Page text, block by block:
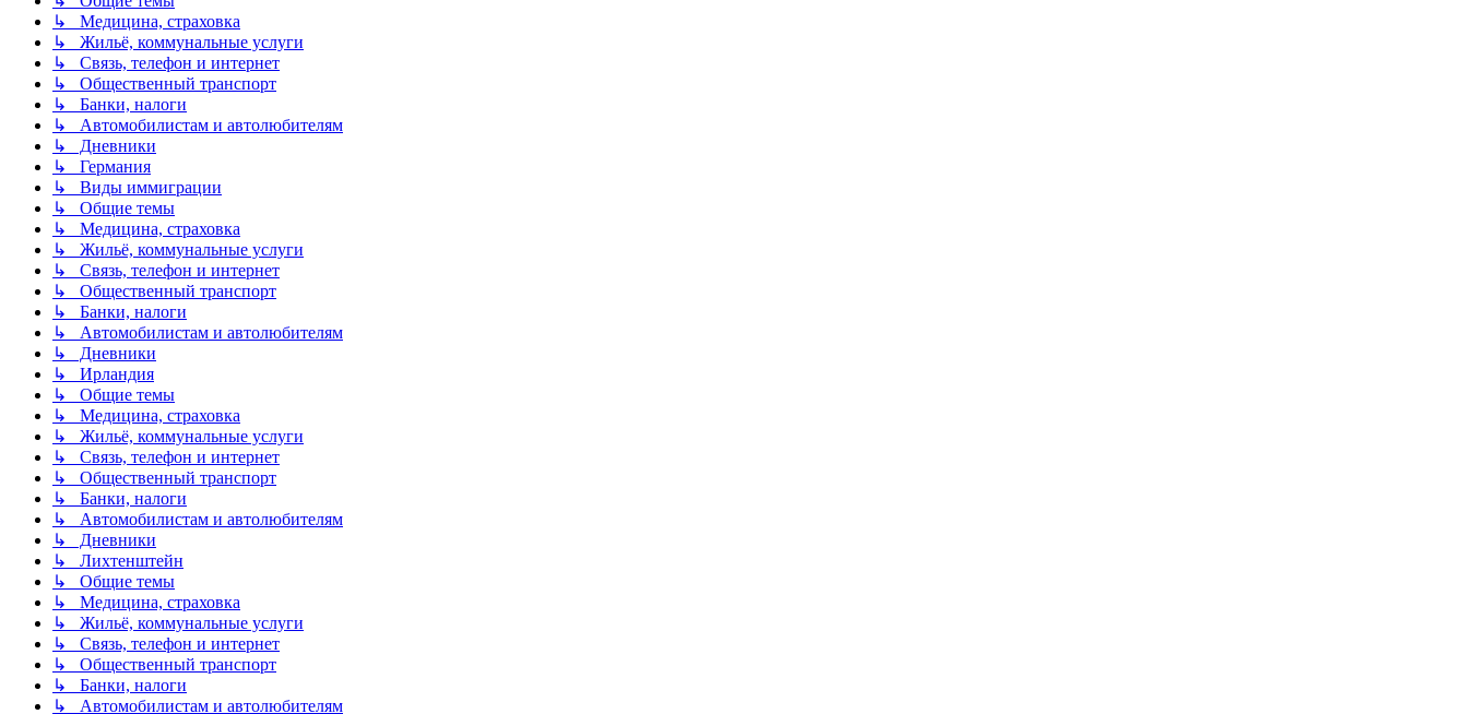
↳ Медицина, страховка
↳ Жильё, коммунальные услуги
↳ Связь, телефон и интернет
↳ Общественный транспорт
↳ Банки, налоги
↳ Автомобилистам и автолюбителям
↳ Дневники
↳ Германия
↳ Виды иммиграции
↳ Общие темы
↳ Медицина, страховка
↳ Жильё, коммунальные услуги
↳ Связь, телефон и интернет
↳ Общественный транспорт
↳ Банки, налоги
↳ Автомобилистам и автолюбителям
↳ Дневники
↳ Ирландия
↳ Общие темы
↳ Медицина, страховка
↳ Жильё, коммунальные услуги
↳ Связь, телефон и интернет
↳ Общественный транспорт
↳ Банки, налоги
↳ Автомобилистам и автолюбителям
↳ Дневники
↳ Лихтенштейн
↳ Общие темы
↳ Медицина, страховка
↳ Жильё, коммунальные услуги
↳ Связь, телефон и интернет
↳ Общественный транспорт
↳ Банки, налоги
↳ Автомобилистам и автолюбителям